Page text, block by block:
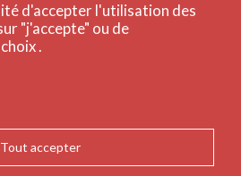
d'accepter l'utilisation des
"j'accepte" ou de
.
Tout accepter